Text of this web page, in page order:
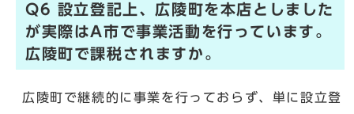
Q6 設立登記上、広陵町を本店としました
が実際はA市で事業活動を行っています。
広陵町で課税されますか。
広陵町で継続的に事業を行っておらず、単に設立登